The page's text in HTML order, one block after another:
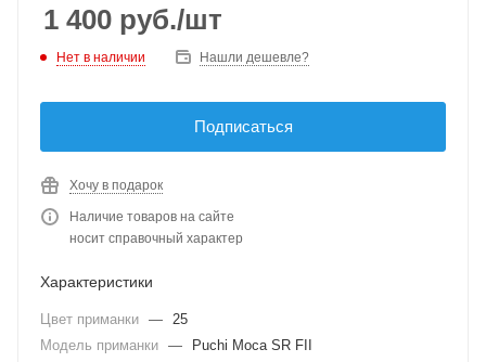
1 400 руб./шт
Нет в наличии Нашли дешевле?
Подписаться
Хочу в подарок
Наличие товаров на сайте
носит справочный характер
Характеристики
Цвет приманки — 25
Модель приманки —
Puchi Moca SR FII